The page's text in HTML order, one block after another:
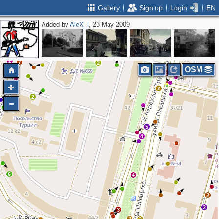
Gallery Sign up Login EN
Added byAleX_I , 23 May 2009
6
2
3
4
2
2
4
5
2
2
2
2
2
3
4
6
2
3
2
7
3
OSM